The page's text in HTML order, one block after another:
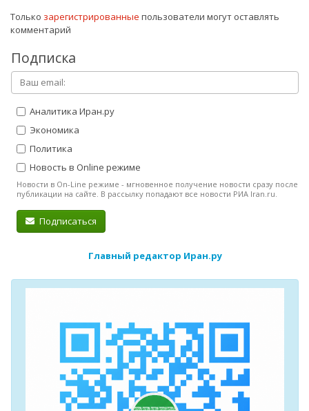
Только зарегистрированные пользователи могут оставлять
комментарий
Подписка
Аналитика Иран.ру
Экономика
Политика
Новость в Online режиме
Новости в On-Line режиме - мгновенное получение новости сразу после
публикации на сайте. В рассылку попадают все новости РИА Iran.ru.
Подписаться
Главный редактор Иран.ру